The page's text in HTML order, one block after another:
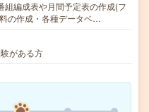
組編成表や月間予定表の作成(フ
の作成・各種データベ…
がある方